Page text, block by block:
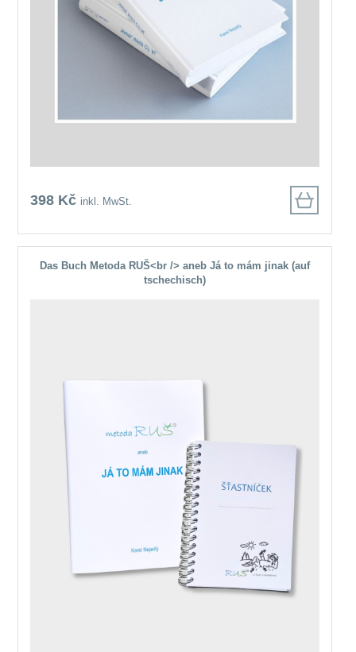
398 Kč inkl. MwSt.
Das Buch Metoda RUŠ<br /> aneb Já to mám jinak (auf
tschechisch)